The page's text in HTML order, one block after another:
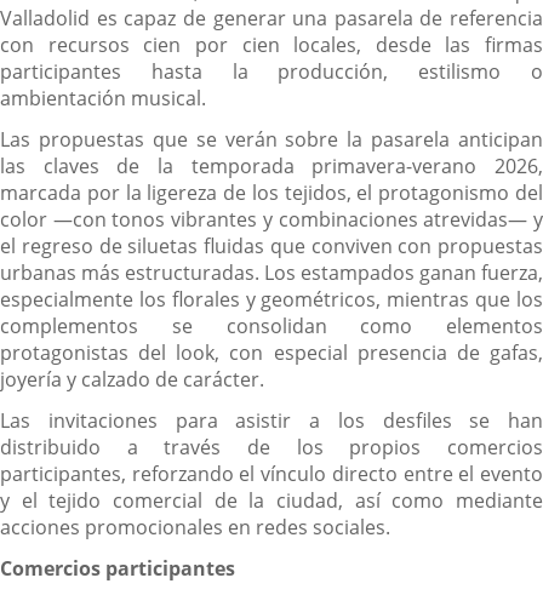
Valladolid es capaz de generar una pasarela de referencia
con recursos cien por cien locales, desde las firmas
participantes hasta la producción, estilismo o
ambientación musical.
Las propuestas que se verán sobre la pasarela anticipan
las claves de la temporada primavera-verano 2026,
marcada por la ligereza de los tejidos, el protagonismo del
color —con tonos vibrantes y combinaciones atrevidas— y
el regreso de siluetas fluidas que conviven con propuestas
urbanas más estructuradas. Los estampados ganan fuerza,
especialmente los florales y geométricos, mientras que los
complementos se consolidan como elementos
protagonistas del look, con especial presencia de gafas,
joyería y calzado de carácter.
Las invitaciones para asistir a los desfiles se han
distribuido a través de los propios comercios
participantes, reforzando el vínculo directo entre el evento
y el tejido comercial de la ciudad, así como mediante
acciones promocionales en redes sociales.
Comercios participantes